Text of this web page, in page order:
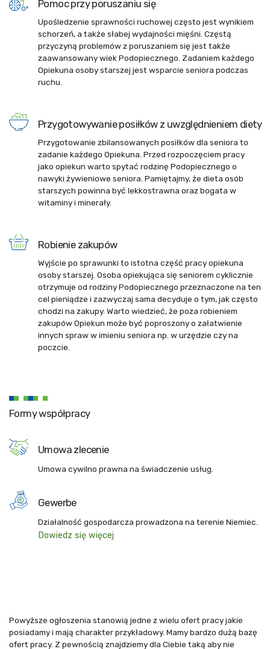
Pomoc przy poruszaniu się
Upośledzenie sprawności ruchowej często jest wynikiem
schorzeń, a także słabej wydajności mięśni. Częstą
przyczyną problemów z poruszaniem się jest także
zaawansowany wiek Podopiecznego. Zadaniem każdego
Opiekuna osoby starszej jest wsparcie seniora podczas
ruchu.
Przygotowywanie posiłków z uwzględnieniem diety
Przygotowanie zbilansowanych posiłków dla seniora to
zadanie każdego Opiekuna. Przed rozpoczęciem pracy
jako opiekun warto spytać rodzinę Podopiecznego o
nawyki żywieniowe seniora. Pamiętajmy, że dieta osób
starszych powinna być lekkostrawna oraz bogata w
witaminy i minerały.
Robienie zakupów
Wyjście po sprawunki to istotna część pracy opiekuna
osoby starszej. Osoba opiekująca się seniorem cyklicznie
otrzymuje od rodziny Podopiecznego przeznaczone na ten
cel pieniądze i zazwyczaj sama decyduje o tym, jak często
chodzi na zakupy. Warto wiedzieć, że poza robieniem
zakupów Opiekun może być poproszony o załatwienie
innych spraw w imieniu seniora np. w urzędzie czy na
poczcie.
Formy współpracy
Umowa zlecenie
Umowa cywilno prawna na świadczenie usług.
Gewerbe
Działalność gospodarcza prowadzona na terenie Niemiec.
Dowiedz się więcej
Powyższe ogłoszenia stanowią jedne z wielu ofert pracy jakie
posiadamy i mają charakter przykładowy. Mamy bardzo dużą bazę
ofert pracy. Z pewnością znajdziemy dla Ciebie taką aby nie